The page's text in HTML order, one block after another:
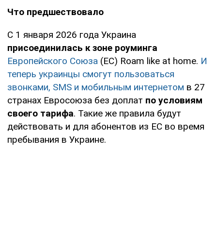
Что предшествовало
С 1 января 2026 года Украина
присоединилась к зоне роуминга
Европейского Союза (ЕС) Roam like at home. И
теперь украинцы смогут пользоваться
звонками, SMS и мобильным интернетом в 27
странах Евросоюза без доплат по условиям
своего тарифа. Такие же правила будут
действовать и для абонентов из ЕС во время
пребывания в Украине.